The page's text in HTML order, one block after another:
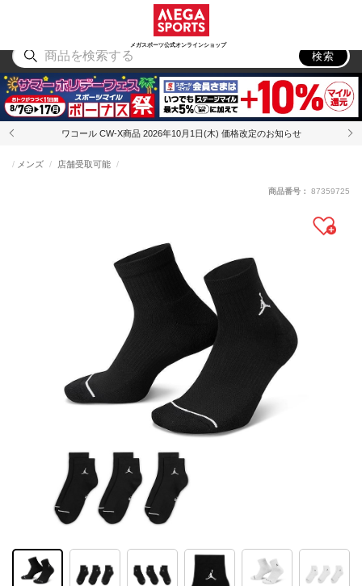
メガスポーツ公式オンラインショップ
アウトドア
検索
ワコール CW-X商品 2026年10月1日(木) 価格改定のお知らせ
メンズ 店舗受取可能
商品番号： 87359725